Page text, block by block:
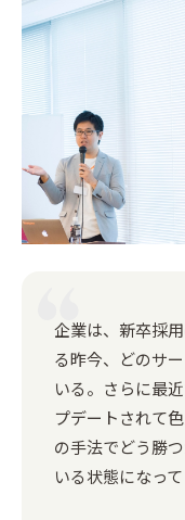
企業は、新卒採
る昨今、どのサ
いる。さらに最
プデートされて
の手法でどう勝
いる状態になって